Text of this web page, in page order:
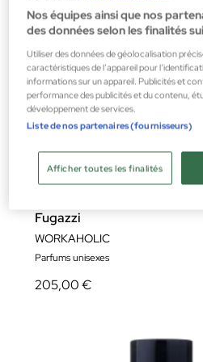
Fugazzi
WORKAHOLIC
Parfums unisexes
205,00 €
Nos équipes ainsi que nos
des données selon les finalités
Utiliser des données de géolocalisation
caractéristiques de l’appareil pour
informations sur un appareil. Publicités et
performance des publicités et du contenu,
développement de services.
Liste de nos partenaires (fournisseurs)
Afficher toutes les finalités